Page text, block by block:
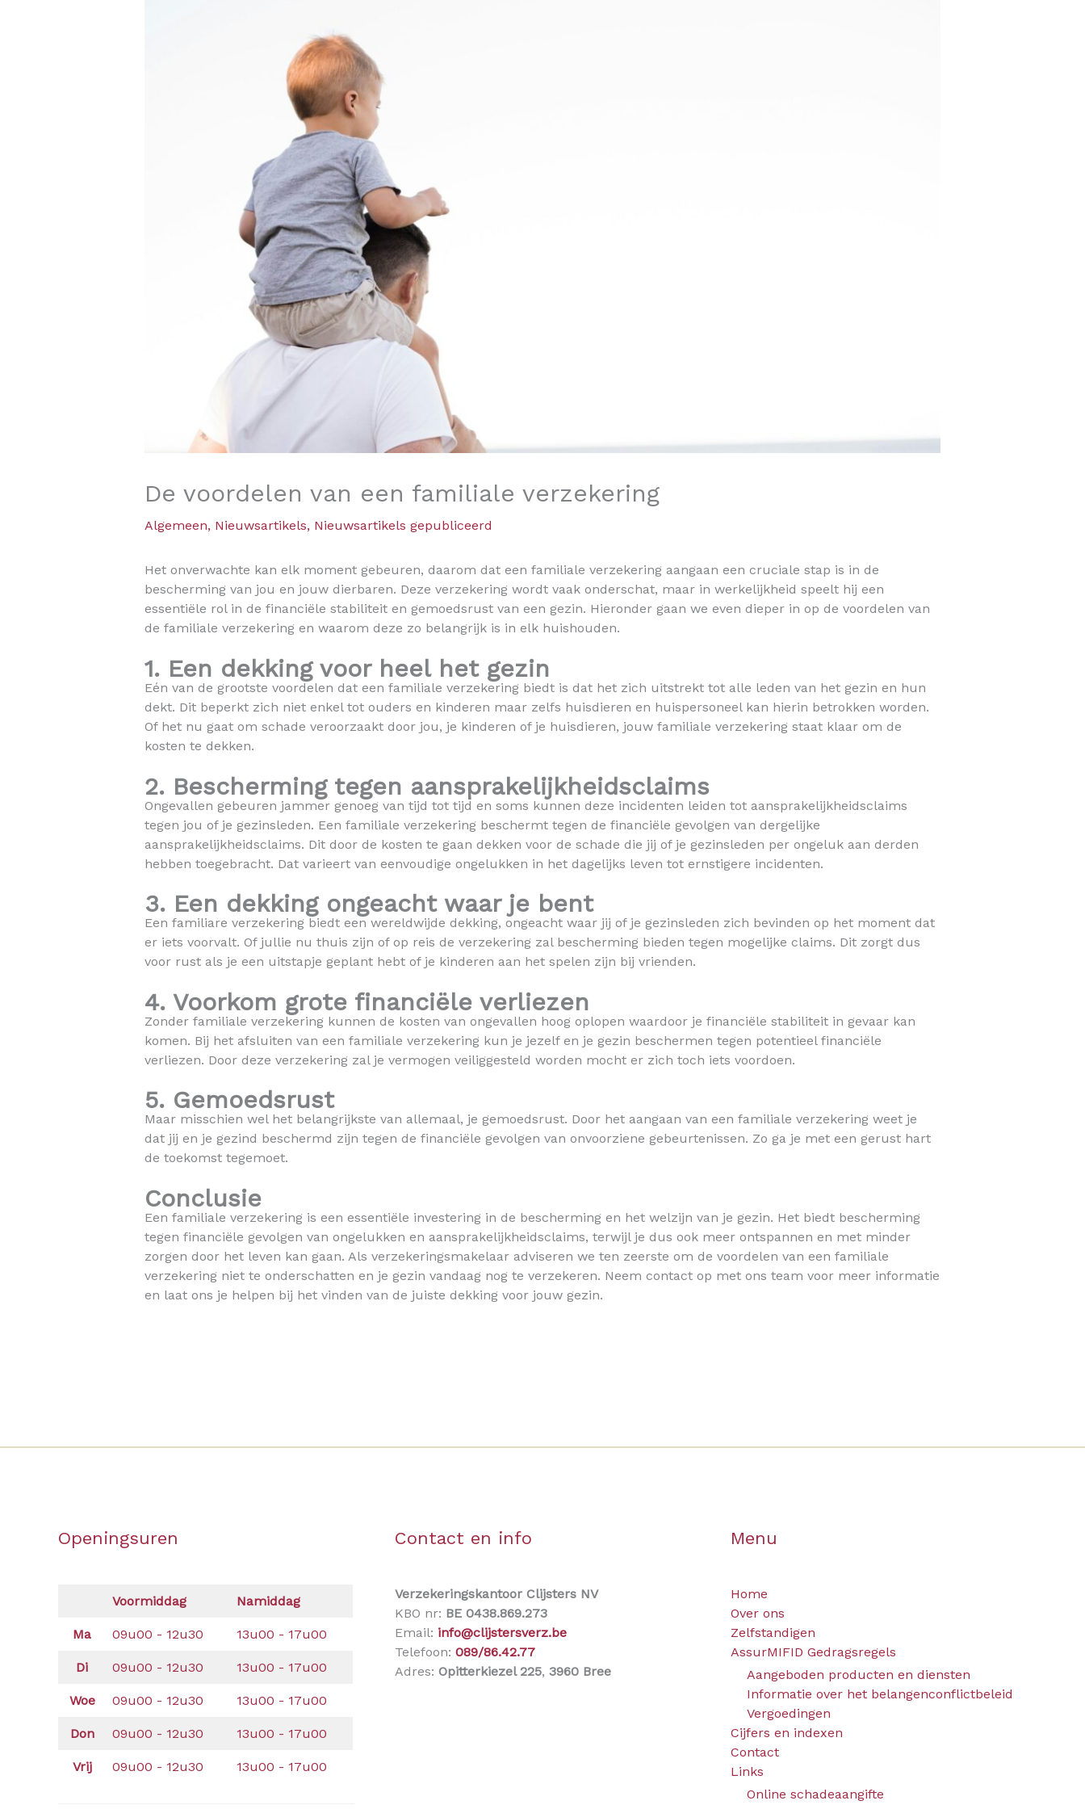
De voordelen van een familiale verzekering
Algemeen, Nieuwsartikels, Nieuwsartikels gepubliceerd
Het onverwachte kan elk moment gebeuren, daarom dat een familiale verzekering aangaan een cruciale stap is in de
bescherming van jou en jouw dierbaren. Deze verzekering wordt vaak onderschat, maar in werkelijkheid speelt hij een
essentiële rol in de financiële stabiliteit en gemoedsrust van een gezin. Hieronder gaan we even dieper in op de voordelen van
de familiale verzekering en waarom deze zo belangrijk is in elk huishouden.
1. Een dekking voor heel het gezin
Eén van de grootste voordelen dat een familiale verzekering biedt is dat het zich uitstrekt tot alle leden van het gezin en hun
dekt. Dit beperkt zich niet enkel tot ouders en kinderen maar zelfs huisdieren en huispersoneel kan hierin betrokken worden.
Of het nu gaat om schade veroorzaakt door jou, je kinderen of je huisdieren, jouw familiale verzekering staat klaar om de
kosten te dekken.
2. Bescherming tegen aansprakelijkheidsclaims
Ongevallen gebeuren jammer genoeg van tijd tot tijd en soms kunnen deze incidenten leiden tot aansprakelijkheidsclaims
tegen jou of je gezinsleden. Een familiale verzekering beschermt tegen de financiële gevolgen van dergelijke
aansprakelijkheidsclaims. Dit door de kosten te gaan dekken voor de schade die jij of je gezinsleden per ongeluk aan derden
hebben toegebracht. Dat varieert van eenvoudige ongelukken in het dagelijks leven tot ernstigere incidenten.
3. Een dekking ongeacht waar je bent
Een familiare verzekering biedt een wereldwijde dekking, ongeacht waar jij of je gezinsleden zich bevinden op het moment dat
er iets voorvalt. Of jullie nu thuis zijn of op reis de verzekering zal bescherming bieden tegen mogelijke claims. Dit zorgt dus
voor rust als je een uitstapje geplant hebt of je kinderen aan het spelen zijn bij vrienden.
4. Voorkom grote financiële verliezen
Zonder familiale verzekering kunnen de kosten van ongevallen hoog oplopen waardoor je financiële stabiliteit in gevaar kan
komen. Bij het afsluiten van een familiale verzekering kun je jezelf en je gezin beschermen tegen potentieel financiële
verliezen. Door deze verzekering zal je vermogen veiliggesteld worden mocht er zich toch iets voordoen.
5. Gemoedsrust
Maar misschien wel het belangrijkste van allemaal, je gemoedsrust. Door het aangaan van een familiale verzekering weet je
dat jij en je gezind beschermd zijn tegen de financiële gevolgen van onvoorziene gebeurtenissen. Zo ga je met een gerust hart
de toekomst tegemoet.
Conclusie
Een familiale verzekering is een essentiële investering in de bescherming en het welzijn van je gezin. Het biedt bescherming
tegen financiële gevolgen van ongelukken en aansprakelijkheidsclaims, terwijl je dus ook meer ontspannen en met minder
zorgen door het leven kan gaan. Als verzekeringsmakelaar adviseren we ten zeerste om de voordelen van een familiale
verzekering niet te onderschatten en je gezin vandaag nog te verzekeren. Neem contact op met ons team voor meer informatie
en laat ons je helpen bij het vinden van de juiste dekking voor jouw gezin.
Openingsuren
Voormiddag Namiddag
Ma 09u00 - 12u30 13u00 - 17u00
Di 09u00 - 12u30 13u00 - 17u00
Woe 09u00 - 12u30 13u00 - 17u00
Don 09u00 - 12u30 13u00 - 17u00
Vrij 09u00 - 12u30 13u00 - 17u00
Contact en info
Verzekeringskantoor Clijsters NV
KBO nr: BE 0438.869.273
Email: info@clijstersverz.be
Telefoon: 089/86.42.77
Adres: Opitterkiezel 225, 3960 Bree
Menu
Home
Over ons
Zelfstandigen
AssurMIFID Gedragsregels
Aangeboden producten en diensten
Informatie over het belangenconflictbeleid
Vergoedingen
Cijfers en indexen
Contact
Links
Online schadeaangifte